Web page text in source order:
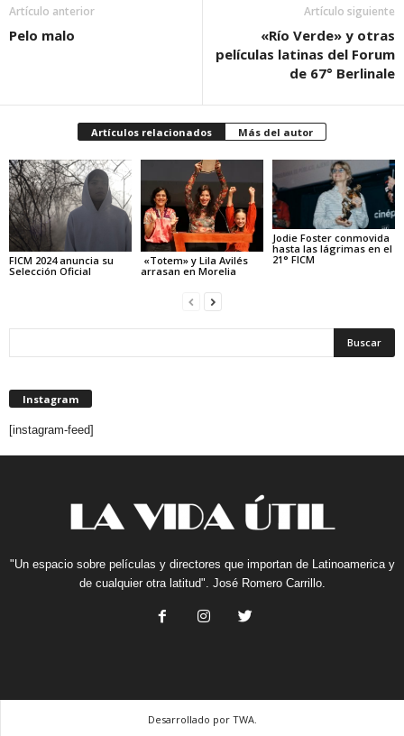
Artículo anterior
Pelo malo
Artículo siguiente
«Río Verde» y otras
películas latinas del Forum
de 67° Berlinale
Artículos relacionados Más del autor
FICM 2024 anuncia su
Selección Oficial
«Totem» y Lila Avilés
arrasan en Morelia
Jodie Foster conmovida
hasta las lágrimas en el
21° FICM
Instagram
[instagram-feed]
"Un espacio sobre películas y directores que importan de Latinoamerica y
de cualquier otra latitud". José Romero Carrillo.
Desarrollado por TWA.